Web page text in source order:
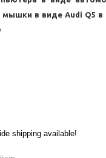
мышки в виде Audi Q5 в
shipping available!